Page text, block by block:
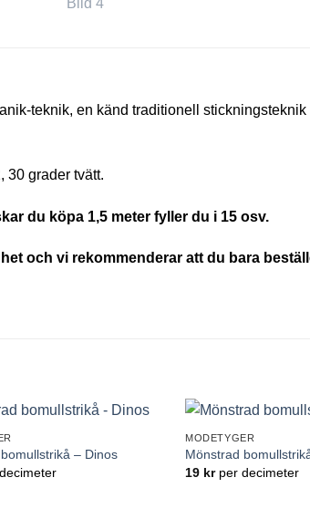
teknik, en känd traditionell
30 grader tvätt.
du köpa 1,5 meter fyller du i 15 osv.
och vi rekommenderar att du bara
önskelistan
– Dinos
MODETYGER
Mönstrad
19 kr per decimeter